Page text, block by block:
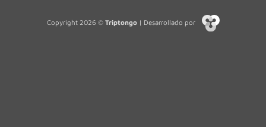
Copyright 2026 © Triptongo| Desarrollado por